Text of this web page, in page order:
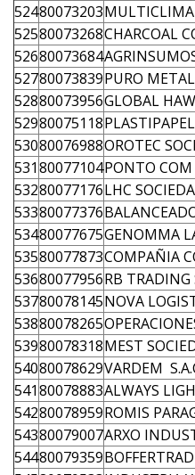
52480073203MULTICLIMA
52580073268CHARCOAL
52680073684
52780073839PURO
52880073956GLOBAL
52980075118
53080076988OROTEC
53180077104PONTO
53280077176LHC
53380077376
53480077675GENOMMA
53580077873COMPAÑIA
53680077956RB
53780078145NOVA
53880078265
53980078318MEST
54080078629VARDEM
54180078883ALWAYS
54280078959ROMIS
54380079007ARXO
54480079359